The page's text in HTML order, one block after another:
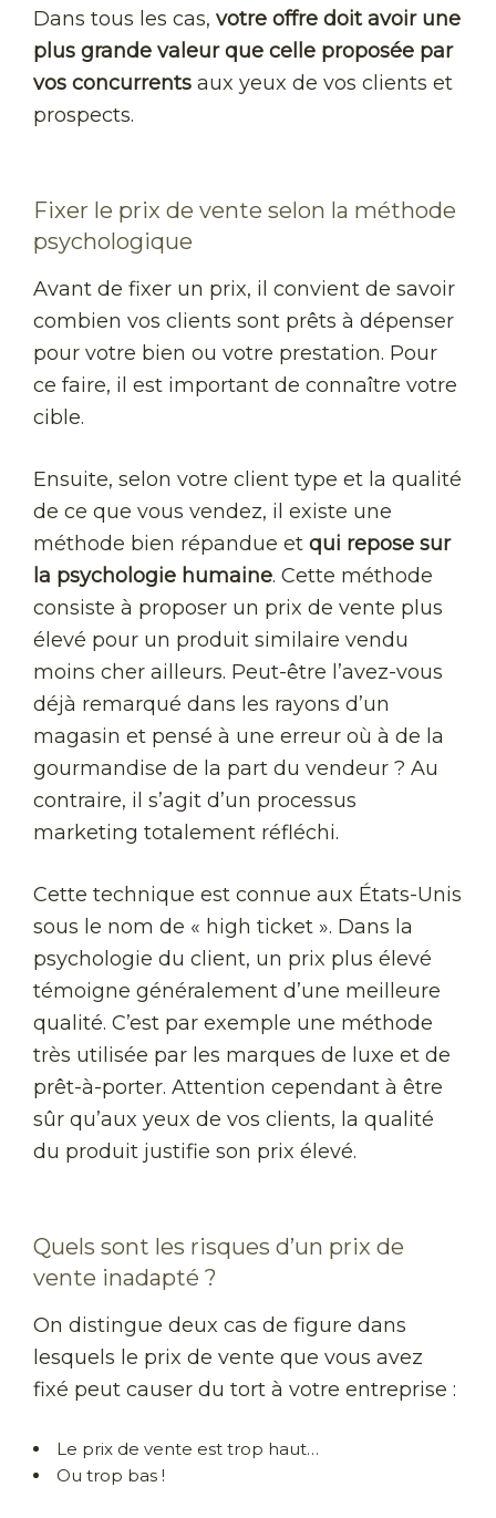
Dans tous les cas, votre offre doit avoir une
plus grande valeur que celle proposée par
vos concurrents aux yeux de vos clients et
prospects.
Fixer le prix de vente selon la méthode
psychologique
Avant de fixer un prix, il convient de savoir
combien vos clients sont prêts à dépenser
pour votre bien ou votre prestation. Pour
ce faire, il est important de connaître votre
cible.
Ensuite, selon votre client type et la qualité
de ce que vous vendez, il existe une
méthode bien répandue et qui repose sur
la psychologie humaine. Cette méthode
consiste à proposer un prix de vente plus
élevé pour un produit similaire vendu
moins cher ailleurs. Peut-être l’avez-vous
déjà remarqué dans les rayons d’un
magasin et pensé à une erreur où à de la
gourmandise de la part du vendeur ? Au
contraire, il s’agit d’un processus
marketing totalement réfléchi.
Cette technique est connue aux États-Unis
sous le nom de « high ticket ». Dans la
psychologie du client, un prix plus élevé
témoigne généralement d’une meilleure
qualité. C’est par exemple une méthode
très utilisée par les marques de luxe et de
prêt-à-porter. Attention cependant à être
sûr qu’aux yeux de vos clients, la qualité
du produit justifie son prix élevé.
Quels sont les risques d’un prix de
vente inadapté ?
On distingue deux cas de figure dans
lesquels le prix de vente que vous avez
fixé peut causer du tort à votre entreprise :
Le prix de vente est trop haut…
Ou trop bas !